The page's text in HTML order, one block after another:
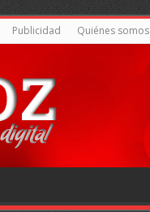
Publicidad Quiénes somos